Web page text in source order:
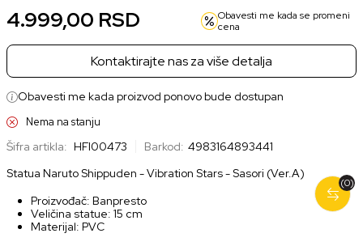
4.999,00 RSD
Obavesti me kada se promeni
cena
Kontaktirajte nas za više detalja
Obavesti me kada proizvod ponovo bude dostupan
Nema na stanju
Šifra artikla: HFI00473 Barkod: 4983164893441
Statua Naruto Shippuden - Vibration Stars - Sasori (Ver.A)
Proizvođač: Banpresto
Veličina statue: 15 cm
Materijal: PVC
(0)